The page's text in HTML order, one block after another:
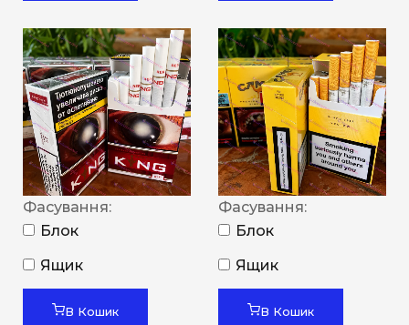
Фасування:
Блок
Ящик
В Кошик
Фасування:
Блок
Ящик
В Кошик